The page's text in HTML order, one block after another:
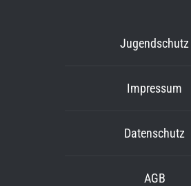
Jugendschutz
Impressum
Datenschutz
AGB